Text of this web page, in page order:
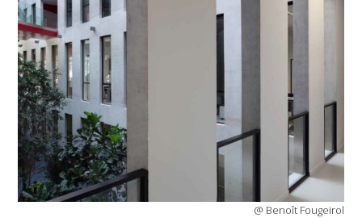
@ Benoît Fougeirol